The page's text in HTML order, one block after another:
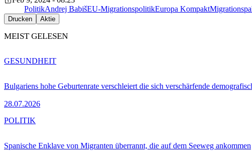
PolitikAndrej BabišEU-MigrationspolitikEuropa Kompakt
Drucken Aktie
MEIST GELESEN
Bulgariens hohe Geburtenrate verschleiert die sich verschärfende
28.07.2026
GESUNDHEIT
Spanische Enklave von Migranten überrannt, die auf dem Seeweg ankommen
POLITIK